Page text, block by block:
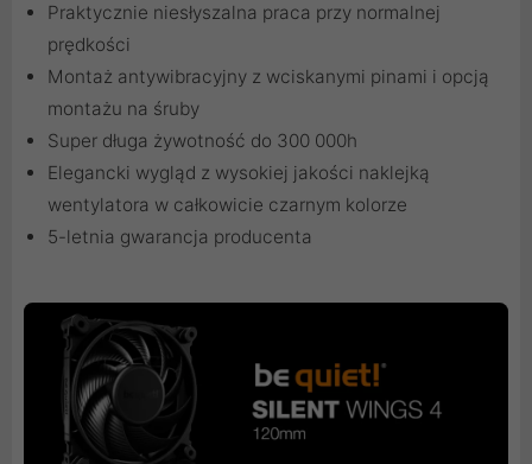
Praktycznie niesłyszalna praca przy normalnej
prędkości
Montaż antywibracyjny z wciskanymi pinami i opcją
montażu na śruby
Super długa żywotność do 300 000h
Elegancki wygląd z wysokiej jakości naklejką
wentylatora w całkowicie czarnym kolorze
5-letnia gwarancja producenta